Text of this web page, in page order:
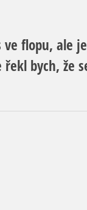
flopu, ale
bych, že